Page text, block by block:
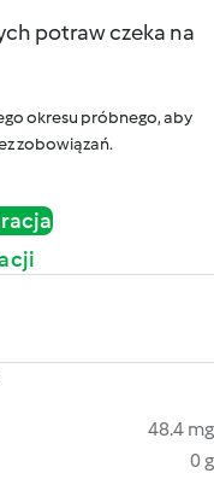
potraw czeka na
okresu próbnego, aby
zobowiązań.
48.4 mg
0 g